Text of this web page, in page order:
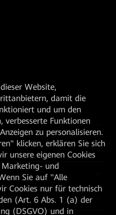
Website,
damit die
und um den
verbesserte Funktionen
zu personalisieren.
klicken, erklären Sie sich
unsere eigenen Cookies
und
Sie auf "Alle
Cookies nur für technisch
(Art. 6 Abs. 1 (a) der
(DSGVO) und in